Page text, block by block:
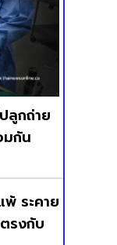
ลูกถ่าย
มกัน
ระคาย
รงกับ